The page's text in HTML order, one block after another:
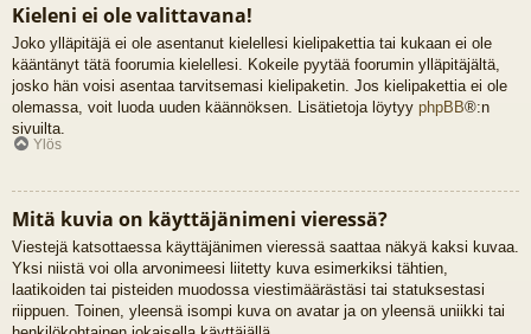
Kieleni ei ole valittavana!
Joko ylläpitäjä ei ole asentanut kielellesi kielipakettia tai kukaan ei ole
kääntänyt tätä foorumia kielellesi. Kokeile pyytää foorumin ylläpitäjältä,
josko hän voisi asentaa tarvitsemasi kielipaketin. Jos kielipakettia ei ole
olemassa, voit luoda uuden käännöksen. Lisätietoja löytyy phpBB®:n
sivuilta.
Ylös
Mitä kuvia on käyttäjänimeni vieressä?
Viestejä katsottaessa käyttäjänimen vieressä saattaa näkyä kaksi kuvaa.
Yksi niistä voi olla arvonimeesi liitetty kuva esimerkiksi tähtien,
laatikoiden tai pisteiden muodossa viestimäärästäsi tai statuksestasi
riippuen. Toinen, yleensä isompi kuva on avatar ja on yleensä uniikki tai